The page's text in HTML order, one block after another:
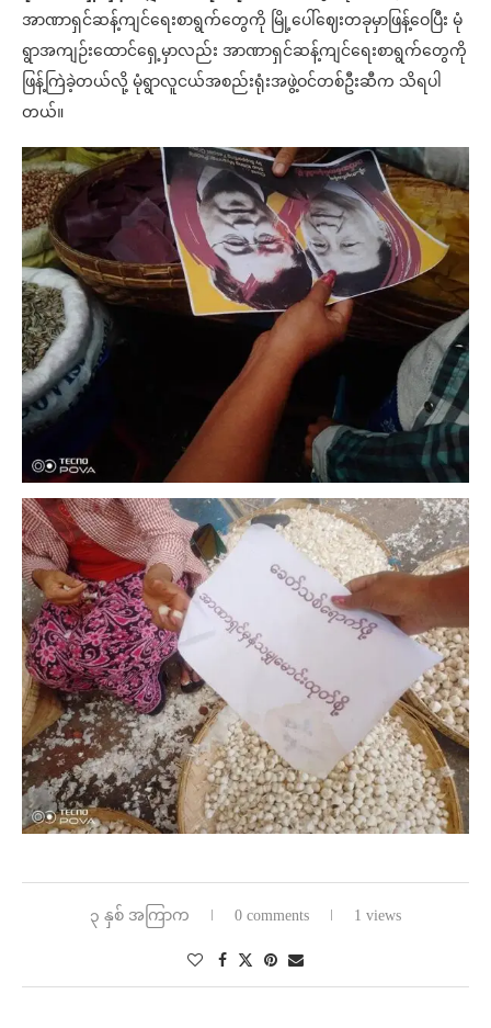
အာဏာရှင်ဆန့်ကျင်ရေးစာရွက်တွေကို မြို့ပေါ်ဈေးတခုမှာဖြန့်ဝေပြီး မုံ
ရွာအကျဉ်းထောင်ရှေ့မှာလည်း အာဏာရှင်ဆန့်ကျင်ရေးစာရွက်တွေကို
ဖြန့်ကြဲခဲ့တယ်လို့ မုံရွာလူငယ်အစည်းရုံးအဖွဲ့ဝင်တစ်ဦးဆီက သိရပါ
တယ်။
၃ နှစ် အကြာက 0 comments 1 views